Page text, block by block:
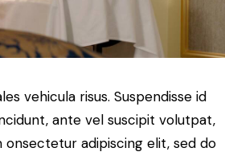
vehicula risus. Suspendisse id
ante vel suscipit volutpat,
adipiscing elit, sed do